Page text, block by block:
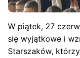
W piątek, 27
się wyjątkowe i
Starszaków,